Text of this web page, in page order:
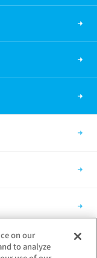
on our
to analyze